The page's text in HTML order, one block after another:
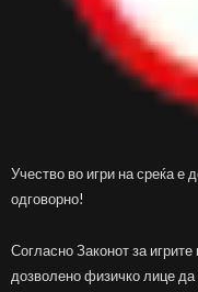
Учество во игри на среќа е
одговорно!
Согласно Законот за игрите
дозволено физичко лице да